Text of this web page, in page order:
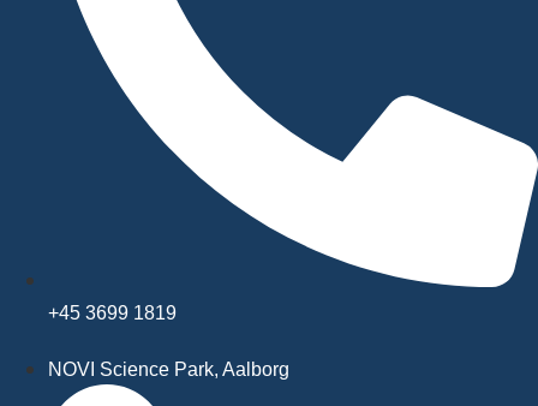
+45 3699 1819
NOVI Science Park, Aalborg